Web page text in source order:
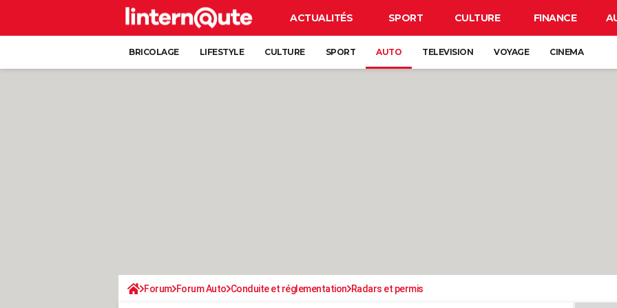
ACTUALITÉS SPORT CULTURE FINANCE
BRICOLAGE LIFESTYLE CULTURE SPORT AUTO TELEVISION VOYAGE CINEMA
Forum Forum Auto Conduite et réglementation Radars et permis